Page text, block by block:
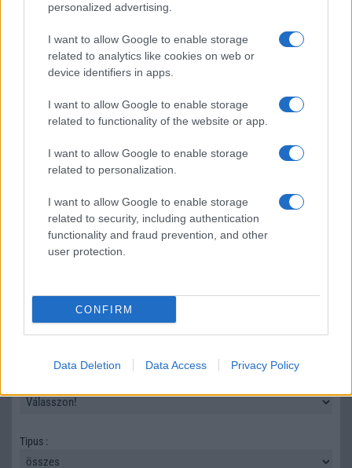
personalized advertising.
I want to allow Google to enable storage
related to analytics like cookies on web or
device identifiers in apps.
I want to allow Google to enable storage
related to functionality of the website or app.
I want to allow Google to enable storage
related to personalization.
I want to allow Google to enable storage
related to security, including authentication
functionality and fraud prevention, and other
user protection.
CONFIRM
Data Deletion Data Access Privacy Policy
A Galaxy S25 is megkaphatja a Galaxy S26 egyik legjobb
Élőképeken a Dark Cherry színű iPhone 18 Pro Max!
Itt a vég a Galaxy S23 széria számára: a One UI 9 lehet az
utolsó nagy frissítés
Keressen a telefonboltok ajánlatai között!
Tipus :